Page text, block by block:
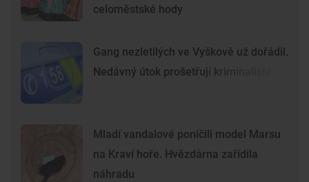
celoměstské hody
Gang nezletilých ve Vyškově už dořádil.
Nedávný útok prošetřují kriminalisté
Mladí vandalové poničili model Marsu
na Kraví hoře. Hvězdárna zařídila
náhradu